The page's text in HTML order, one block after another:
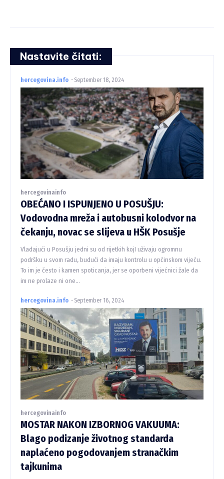
Nastavite čitati:
hercegovina.info - September 18, 2024
hercegovinainfo
OBEĆANO I ISPUNJENO U POSUŠJU:
Vodovodna mreža i autobusni kolodvor na
čekanju, novac se slijeva u HŠK Posušje
Vladajući u Posušju jedni su od rijetkih kojI uživaju ogromnu
podršku u svom radu, budući da imaju kontrolu u općinskom vijeću.
To im je često i kamen spoticanja, jer se oporbeni vijećnici žale da
im ne prolaze ni one...
hercegovina.info - September 16, 2024
hercegovinainfo
MOSTAR NAKON IZBORNOG VAKUUMA:
Blago podizanje životnog standarda
naplaćeno pogodovanjem stranačkim
tajkunima